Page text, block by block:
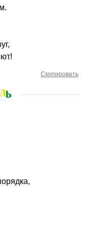
Скопировать